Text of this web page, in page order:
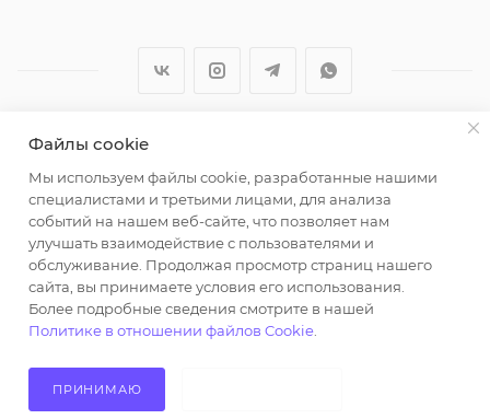
2026 © ООО "Вайт Текстиль групп"
Любая информация на сайте носит справочный
характер и не является публичной офертой
определяемой положениями пункта 2 статьи 437
Гражданского кодекса Российской Федерации.
Использование любых материалов, опубликованных
на https://opt-milena.ru, допустимо только при
наличии письменного разрешения редакции и
активной ссылки на https://opt-milena.ru
Файлы cookie
Мы используем файлы cookie, разработанные нашими
специалистами и третьими лицами, для анализа
событий на нашем веб-сайте, что позволяет нам
улучшать взаимодействие с пользователями и
обслуживание. Продолжая просмотр страниц нашего
сайта, вы принимаете условия его использования.
Более подробные сведения смотрите в нашей
Политике в отношении файлов Cookie
ПРИНИМАЮ